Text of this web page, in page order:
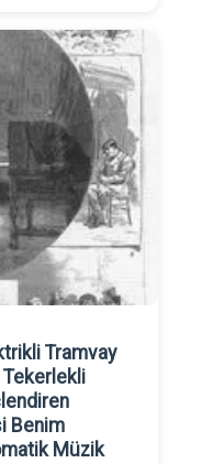
Tramvay
Tekerlekli
Benim
Müzik